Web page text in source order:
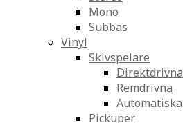
Mono
Subbas
Vinyl
Skivspelare
Direktdrivna
Remdrivna
Automatiska
Pickuper